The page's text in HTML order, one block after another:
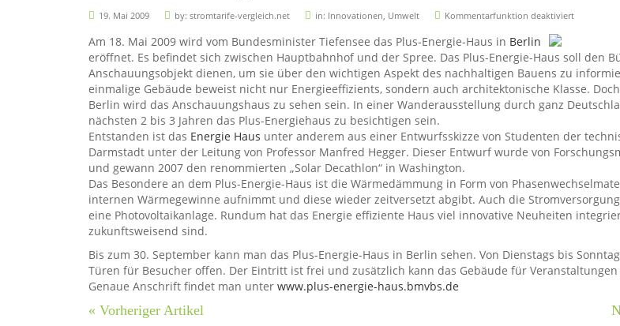
19. Mai 2009 by: stromtarife-vergleich.net in: Innovationen, Umwelt Kommentarfunktion deaktiviert
Am 18. Mai 2009 wird vom Bundesminister Tiefensee das Plus-Energie-Haus in Berlin
eröffnet. Es befindet sich zwischen Hauptbahnhof und der Spree. Das Plus-Energie-Haus soll den
Anschauungsobjekt dienen, um sie über den wichtigen Aspekt des nachhaltigen Bauens zu
einmalige Gebäude beweist nicht nur Energieeffizients, sondern auch architektonische Klasse.
Berlin wird das Anschauungshaus zu sehen sein. In einer Wanderausstellung durch ganz
nächsten 2 bis 3 Jahren das Plus-Energiehaus zu besichtigen sein.
Entstanden ist das Energie Haus unter anderem aus einer Entwurfsskizze von Studenten der
Darmstadt unter der Leitung von Professor Manfred Hegger. Dieser Entwurf wurde von
und gewann 2007 den renommierten „Solar Decathlon“ in Washington.
Das Besondere an dem Plus-Energie-Haus ist die Wärmedämmung in Form von
internen Wärmegewinne aufnimmt und diese wieder zeitversetzt abgibt. Auch die
eine Photovoltaikanlage. Rundum hat das Energie effiziente Haus viel innovative Neuheiten
zukunftsweisend sind.
Bis zum 30. September kann man das Plus-Energie-Haus in Berlin sehen. Von Dienstags bis
Türen für Besucher offen. Der Eintritt ist frei und zusätzlich kann das Gebäude für
Genaue Anschrift findet man unter www.plus-energie-haus.bmvbs.de
« Vorheriger Artikel